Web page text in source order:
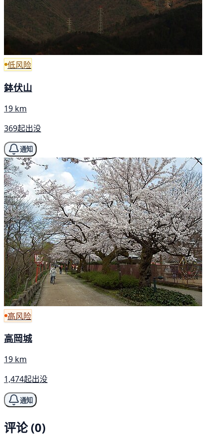
低风险
鉢伏山
19 km
369起出没
通知
高风险
高岡城
19 km
1,474起出没
通知
评论 (0)